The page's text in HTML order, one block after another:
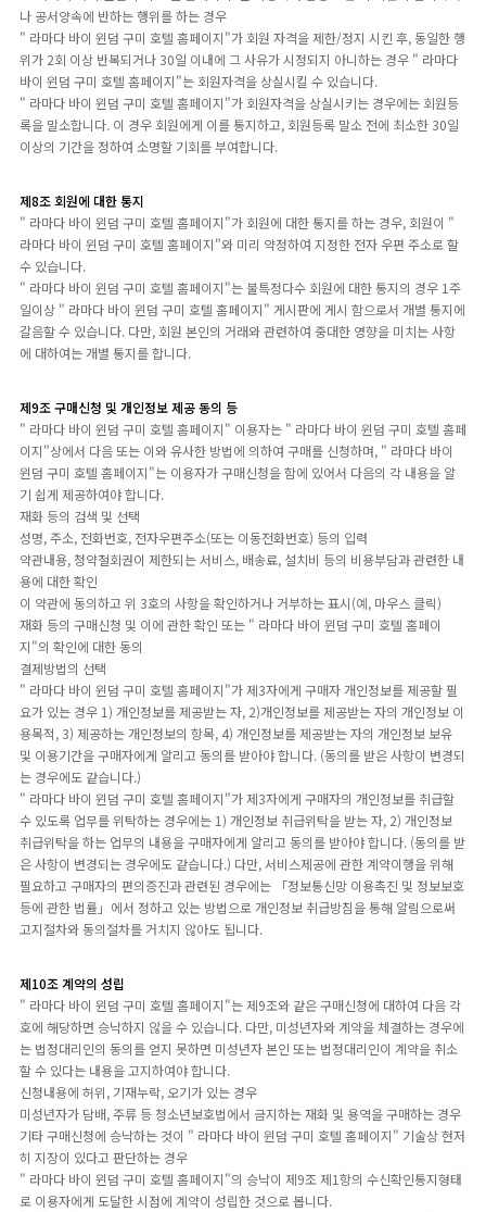
나 공서양속에 반하는 행위를 하는 경우
" 라마다 바이 윈덤 구미 호텔 홈페이지"가 회원 자격을 제한/정지 시킨 후, 동일한 행
위가 2회 이상 반복되거나 30일 이내에 그 사유가 시정되지 아니하는 경우 " 라마다
바이 윈덤 구미 호텔 홈페이지"는 회원자격을 상실시킬 수 있습니다.
" 라마다 바이 윈덤 구미 호텔 홈페이지"가 회원자격을 상실시키는 경우에는 회원등
록을 말소합니다. 이 경우 회원에게 이를 통지하고, 회원등록 말소 전에 최소한 30일
이상의 기간을 정하여 소명할 기회를 부여합니다.
제8조 회원에 대한 통지
" 라마다 바이 윈덤 구미 호텔 홈페이지"가 회원에 대한 통지를 하는 경우, 회원이 "
라마다 바이 윈덤 구미 호텔 홈페이지"와 미리 약정하여 지정한 전자 우편 주소로 할
수 있습니다.
" 라마다 바이 윈덤 구미 호텔 홈페이지"는 불특정다수 회원에 대한 통지의 경우 1주
일이상 " 라마다 바이 윈덤 구미 호텔 홈페이지" 게시판에 게시 함으로서 개별 통지에
갈음할 수 있습니다. 다만, 회원 본인의 거래와 관련하여 중대한 영향을 미치는 사항
에 대하여는 개별 통지를 합니다.
제9조 구매신청 및 개인정보 제공 동의 등
" 라마다 바이 윈덤 구미 호텔 홈페이지" 이용자는 " 라마다 바이 윈덤 구미 호텔 홈페
이지"상에서 다음 또는 이와 유사한 방법에 의하여 구매를 신청하며, " 라마다 바이
윈덤 구미 호텔 홈페이지"는 이용자가 구매신청을 함에 있어서 다음의 각 내용을 알
기 쉽게 제공하여야 합니다.
재화 등의 검색 및 선택
성명, 주소, 전화번호, 전자우편주소(또는 이동전화번호) 등의 입력
약관내용, 청약철회권이 제한되는 서비스, 배송료, 설치비 등의 비용부담과 관련한 내
용에 대한 확인
이 약관에 동의하고 위 3호의 사항을 확인하거나 거부하는 표시(예, 마우스 클릭)
재화 등의 구매신청 및 이에 관한 확인 또는 " 라마다 바이 윈덤 구미 호텔 홈페이
지"의 확인에 대한 동의
결제방법의 선택
" 라마다 바이 윈덤 구미 호텔 홈페이지"가 제3자에게 구매자 개인정보를 제공할 필
요가 있는 경우 1) 개인정보를 제공받는 자, 2)개인정보를 제공받는 자의 개인정보 이
용목적, 3) 제공하는 개인정보의 항목, 4) 개인정보를 제공받는 자의 개인정보 보유
및 이용기간을 구매자에게 알리고 동의를 받아야 합니다. (동의를 받은 사항이 변경되
는 경우에도 같습니다.)
" 라마다 바이 윈덤 구미 호텔 홈페이지"가 제3자에게 구매자의 개인정보를 취급할
수 있도록 업무를 위탁하는 경우에는 1) 개인정보 취급위탁을 받는 자, 2) 개인정보
취급위탁을 하는 업무의 내용을 구매자에게 알리고 동의를 받아야 합니다. (동의를 받
은 사항이 변경되는 경우에도 같습니다.) 다만, 서비스제공에 관한 계약이행을 위해
필요하고 구매자의 편의증진과 관련된 경우에는 「정보통신망 이용촉진 및 정보보호
등에 관한 법률」에서 정하고 있는 방법으로 개인정보 취급방침을 통해 알림으로써
고지절차와 동의절차를 거치지 않아도 됩니다.
제10조 계약의 성립
" 라마다 바이 윈덤 구미 호텔 홈페이지"는 제9조와 같은 구매신청에 대하여 다음 각
호에 해당하면 승낙하지 않을 수 있습니다. 다만, 미성년자와 계약을 체결하는 경우에
는 법정대리인의 동의를 얻지 못하면 미성년자 본인 또는 법정대리인이 계약을 취소
할 수 있다는 내용을 고지하여야 합니다.
신청내용에 허위, 기재누락, 오기가 있는 경우
미성년자가 담배, 주류 등 청소년보호법에서 금지하는 재화 및 용역을 구매하는 경우
기타 구매신청에 승낙하는 것이 " 라마다 바이 윈덤 구미 호텔 홈페이지" 기술상 현저
히 지장이 있다고 판단하는 경우
" 라마다 바이 윈덤 구미 호텔 홈페이지"의 승낙이 제9조 제1항의 수신확인통지형태
로 이용자에게 도달한 시점에 계약이 성립한 것으로 봅니다.